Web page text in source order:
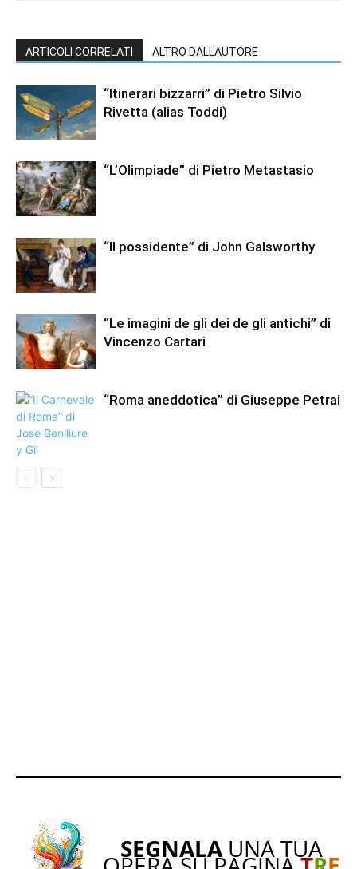
ARTICOLI CORRELATI ALTRO DALL'AUTORE
“Itinerari bizzarri” di Pietro Silvio
Rivetta (alias Toddi)
“L’Olimpiade” di Pietro Metastasio
“Il possidente” di John Galsworthy
“Le imagini de gli dei de gli antichi” di
Vincenzo Cartari
“Roma aneddotica” di Giuseppe Petrai
SEGNALAUNA TUA